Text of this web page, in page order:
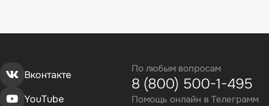
Вконтакте
YouTube
По любым вопросам
8 (800) 500-1-495
Помощь онлайн в Телеграмм